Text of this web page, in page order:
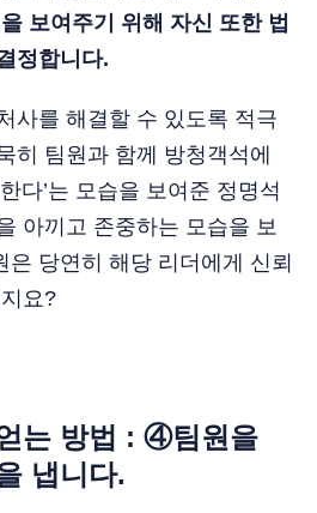
보여주기 위해 자신 또한 법
정합니다.
사를 해결할 수 있도록 적극
히 팀원과 함께 방청객석에
다’는 모습을 보여준 정명석
아끼고 존중하는 모습을 보
은 당연히 해당 리더에게 신뢰
요?
는 방법 : ④팀원을
냅니다.